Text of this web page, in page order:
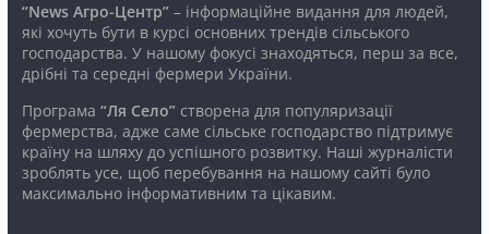
“News Агро-Центр”– інформаційне видання для людей,
які хочуть бути в курсі основних трендів сільського
господарства. У нашому фокусі знаходяться, перш за все,
дрібні та середні фермери України.
Програма “Ля Село”створена для популяризації
фермерства, адже саме сільське господарство підтримує
країну на шляху до успішного розвитку. Наші журналісти
зроблять усе, щоб перебування на нашому сайті було
максимально інформативним та цікавим.